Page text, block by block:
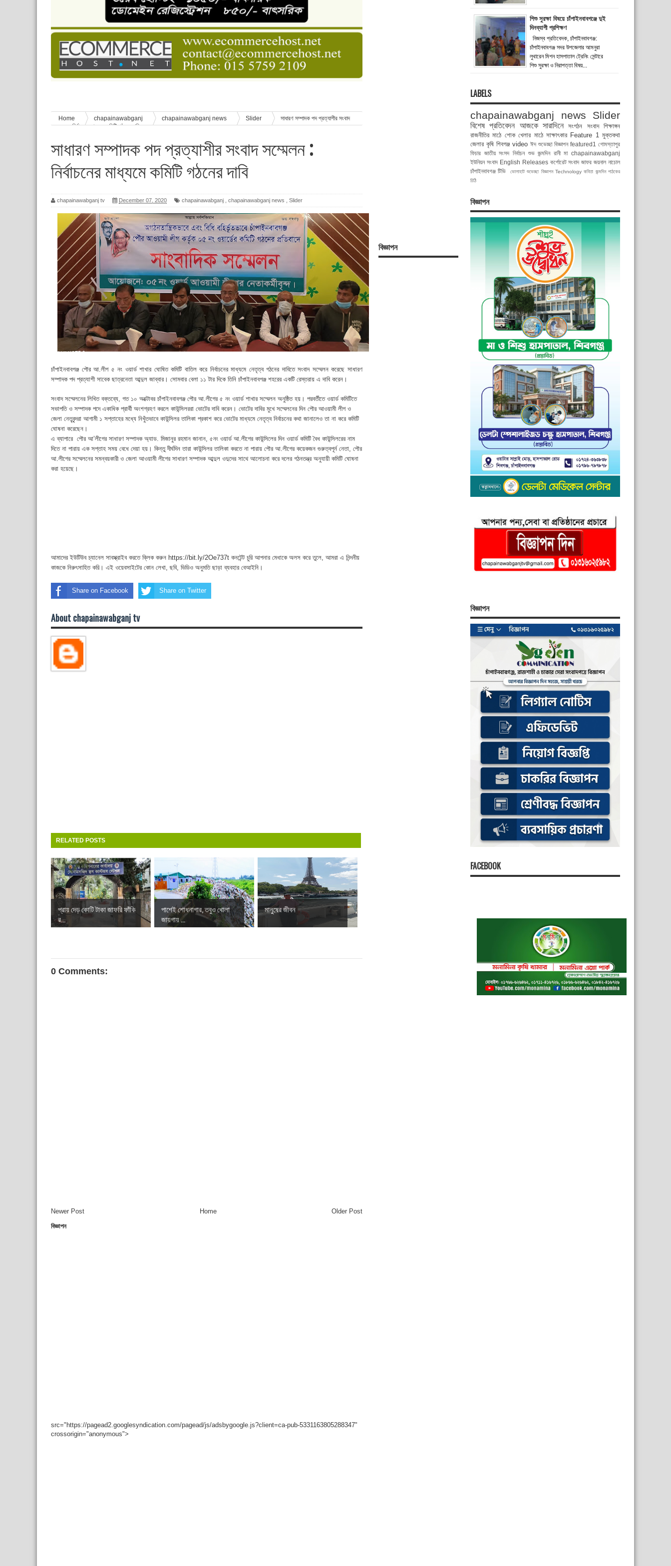
চাঁপাইনবাবগঞ্জে শেষ হয়েছে ৫ দিনের স্কাউট ইউনিট লিডার বেসিক কোর্স
বাংলাদেশ স্কাউটস দিবস পালন
পানি সংকট, কলস নিয়ে বিক্ষোভ
ঈদের শুভেচ্ছা জানিয়েছেন সাবেক ছাত্রলীগ নেতা আবু হাসনাত সুমন
শিশু সুরক্ষা বিষয়ে চাঁপাইনবাবগঞ্জে দুই দিনব্যাপী প্রশিক্ষণ
বিজ্ঞাপন
Home chapainawabganj chapainawabganj news Slider
সাধারণ সম্পাদক পদ প্রত্যাশীর সংবাদ
সম্মেলন : নির্বাচনের মাধ্যমে কমিটি গঠনের দাবি
সাধারণ সম্পাদক পদ প্রত্যাশীর সংবাদ সম্মেলন :
নির্বাচনের মাধ্যমে কমিটি গঠনের দাবি
chapainawabganj tv December 07, 2020 chapainawabganj chapainawabganj news Slider
চাঁপাইনবাবগঞ্জ পৌর আ.লীগ ৫ নং ওয়ার্ড শাখার ঘোষিত কমিটি বাতিল করে নির্বাচনের মাধ্যমে নেতৃত্ব গঠনের দাবিতে সংবাদ সম্মেলন করেছে সাধারণ
সম্পাদক পদ প্রত্যাশী সাবেক ছাত্রনেতা আব্দুল জাব্বার। সোমবার বেলা ১১ টার দিকে তিনি চাঁপাইনবাবগঞ্জ শহরের একটি রেস্তরায় এ দাবি করেন।
সংবাদ সম্মেলনের লিখিত বক্তব্যে, গত ১০ অক্টোবর চাঁপাইনবাবগঞ্জ পৌর আ.লীগের ৫ নং ওয়ার্ড শাখার সম্মেলন অনুষ্ঠিত হয়। পরবর্তীতে ওয়ার্ড কমিটিতে
সভাপতি ও সম্পাদক পদে একাধিক প্রার্থী অংশগ্রহণ করলে কাউন্সিলররা ভোটের দাবি করেন। ভোটের দাবির মুখে সম্মেলনের দিন পৌর আওয়ামী লীগ ও
জেলা নেতৃবৃন্দরা আগামী ১ সপ্তাহের মধ্যে নিখুঁতভাবে কাউন্সিলর তালিকা প্রকাশ করে ভোটের মাধ্যমে নেতৃত্ব নির্বাচনের কথা জানালেও তা না করে কমিটি
ঘোষনা করেছেন।
এ ব্যাপারে পৌর আ’লীগের সাধারণ সম্পাদক অ্যাড. মিজানুর রহমান জানান, ৫নং ওয়ার্ড আ.লীগের কাউন্সিলের দিন ওয়ার্ড কমিটি বৈধ কাউন্সিলরের নাম
দিতে না পারায় এক সপ্তাহ সময় বেধে দেয়া হয়। কিন্তু দীর্ঘদিন তারা কাউন্সিলর তালিকা করতে না পারায় পৌর আ.লীগের কয়েকজন গুরুত্বপূর্ন নেতা, পৌর
আ.লীগের সম্মেলনের সমন্বয়কারী ও জেলা আওয়ামী লীগের সাধারণ সম্পাদক আব্দুল ওদুদের সাথে আলোচনা করে দলের গঠনতন্ত্র অনুযায়ী কমিটি ঘোষনা
করা হয়েছে।
আমাদের ইউটিউব চ্যানেল সাবস্ক্রাইব করতে ক্লিক করুন https://bit.ly/2Oe737t কনটেন্ট চুরি আপনার মেধাকে অলস করে তুলে, আমরা এ নিন্দনীয়
কাজকে নিরুৎসাহিত করি। এই ওয়েবসাইটের কোন লেখা, ছবি, ভিডিও অনুমতি ছাড়া ব্যবহার বেআইনি।
Share on Facebook Share on Twitter
About chapainawabganj tv
RELATED POSTS
প্রায় দেড় কোটি টাকা জাফরি ফাঁকি
র...
পাশেই শোধনাগার, তবুও খোলা
জায়গায় ...
মানুষের জীবন
0 Comments:
Newer Post Older Post
Home
বিজ্ঞাপন
src="https://pagead2.googlesyndication.com/pagead/js/adsbygoogle.js?client=ca-pub-5331163805288347"
crossorigin="anonymous">
শিশু সুরক্ষা বিষয়ে চাঁপাইনবাবগঞ্জে দুই
দিনব্যাপী প্রশিক্ষণ
নিজস্ব প্রতিবেদক, চাঁপাইনবাবগঞ্জ:
চাঁপাইনবাবগঞ্জ সদর উপজেলার আমনুরা
লুথারেন মিশন হাসপাতাল ট্রেনিং সেন্টারে
শিশু সুরক্ষা ও নিরাপত্তা বিষয়...
LABELS
chapainawabganj news Slider
বিশেষ প্রতিবেদন আজকে সারাদিনে সংগঠন সংবাদ
শিক্ষাঙ্গন
রাজনীতির মাঠে শোক খেলার মাঠে সাক্ষাৎকার Feature 1 মুক্তকথা
জেলার কৃষি শিবগঞ্জ video ঈদ শুভেচ্ছা বিজ্ঞাপন featured1 গোমস্তাপুর
ফিচার জাতীয় সংসদ নির্বাচন শুভ জন্মদিন রানী মা chapainawabganj
ইউনিয়ন সংবাদ English Releases কর্পোরেট সংবাদ জাফর জয়নাল নাচোল
চাঁপাইনবাবগঞ্জ টিভি
ভোলাহাট শুভেচ্ছা বিজ্ঞাপন Technology কবিতা জন্মদিন পাঠকের
চিঠি
বিজ্ঞাপন
বিজ্ঞাপন
FACEBOOK